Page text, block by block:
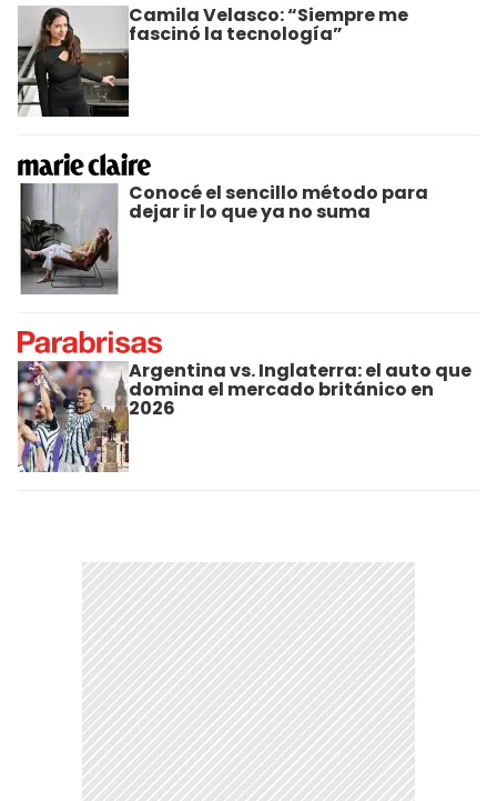
Camila Velasco: “Siempre me
fascinó la tecnología”
Conocé el sencillo método para
dejar ir lo que ya no suma
Argentina vs. Inglaterra: el auto que
domina el mercado británico en
2026